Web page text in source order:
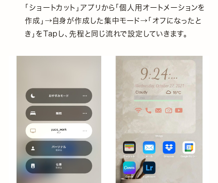
「ショートカット」アプリから「個人用オートメーションを
作成」→自身が作成した集中モード→「オフになったと
き」をTapし、先程と同じ流れで設定していきます。